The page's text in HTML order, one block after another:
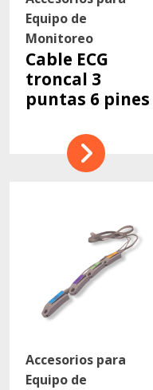
Equipo de
Monitoreo
Cable ECG
troncal 3
puntas 6 pines
Accesorios para
Equipo de